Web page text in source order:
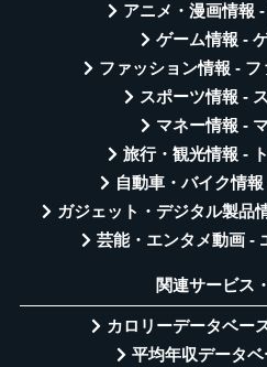
アニメ・漫画情報
ゲーム情報 -
ファッション情報 -
スポーツ情報 -
マネー情報 -
旅行・観光情報 -
自動車・バイク情
ガジェット・デジタル製品
芸能・エンタメ動画 -
関連サービス
カロリーデータベー
平均年収データ